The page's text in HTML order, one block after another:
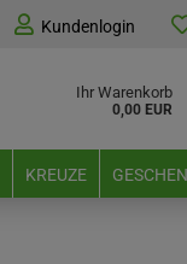
Kundenlogin
Ihr Warenkorb
0,00 EUR
KREUZE